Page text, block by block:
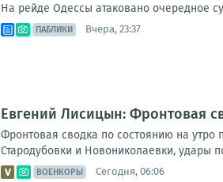
На рейде Одессы атаковано очередное
ПАБЛИКИ Вчера, 23:37
Евгений Лисицын: Фронтовая
Фронтовая сводка по состоянию на утро
Стародубовки и Новониколаевки, удары
ВОЕНКОРЫ Сегодня, 06:06